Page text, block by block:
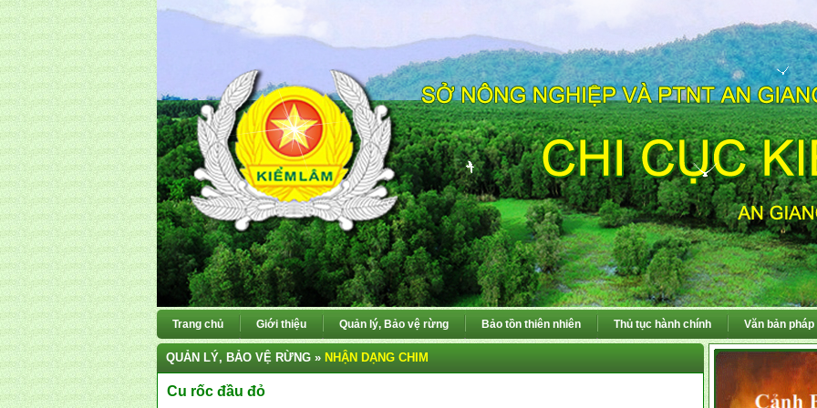
Trang chủ Giới thiệu Quản lý, Bảo vệ rừng Bảo tồn thiên nhiên Thủ tục hành chính Văn bản pháp
QUẢN LÝ, BẢO VỆ RỪNG » NHẬN DẠNG CHIM
Cu rốc đầu đỏ